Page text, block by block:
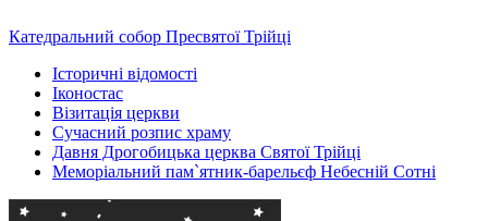
Катедральний собор Пресвятої Трійці
Історичні відомості
Іконостас
Візитація церкви
Сучасний розпис храму
Давня Дрогобицька церква Святої Трійці
Меморіальний пам`ятник-барельєф Небесній Сотні